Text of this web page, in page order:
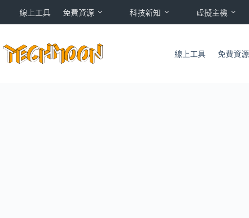
內
線上工具 免費資源 科技新知 虛擬主機
線上工具 免費資源